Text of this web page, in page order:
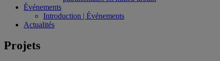
Événements
Introduction | Événements
Actualités
Projets